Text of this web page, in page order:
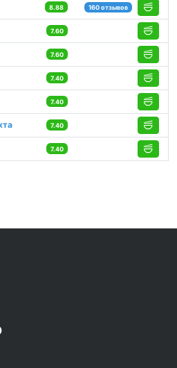
8.88 160 отзывов
7.60
7.60
7.40
7.40
7.40
7.40